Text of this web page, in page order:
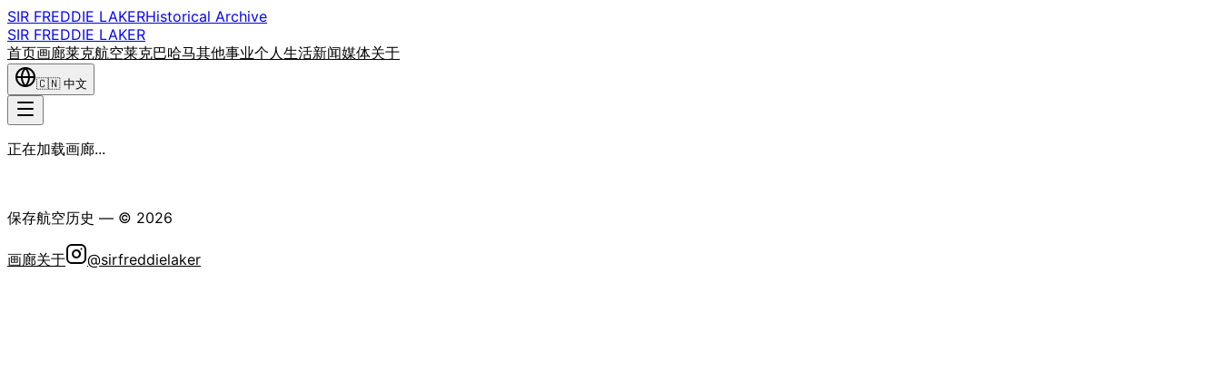
SIR FREDDIE LAKERHistorical Archive
SIR FREDDIE LAKER
首页画廊莱克航空莱克巴哈马其他事业个人生活新闻媒体关于
🇨🇳 中文
正在加载画廊...
保存航空历史 — © 2026
画廊关于 @sirfreddielaker